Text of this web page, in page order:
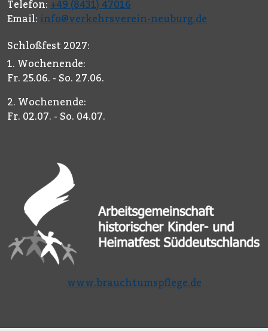
Telefon: +49 (8431) 47016
Email: info@verkehrsverein-neuburg.de
Schloßfest 2027:
1. Wochenende:
Fr. 25.06. - So. 27.06.
2. Wochenende:
Fr. 02.07. - So. 04.07.
www.brauchtumspflege.de